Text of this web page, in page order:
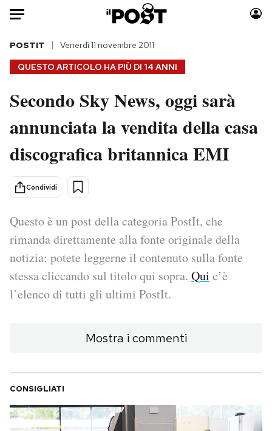
Auto
HOME
Italia
Politica
Tecnologia
Scienza
Economia
Sport
Moda
Consumismi
Storie/Idee
Altrecose
Mondiali calcio 2026
PODCAST
NEWSLETTER
I MIEI PREFERITI
SHOP
QUESTO ARTICOLO HA PIÙ DI 14 ANNI
POSTIT Venerdì 11 novembre 2011
Secondo Sky News, oggi sarà
annunciata la vendita della casa
discografica britannica EMI
Condividi
Questo è un post della categoria PostIt, che
rimanda direttamente alla fonte originale della
notizia: potete leggerne il contenuto sulla fonte
stessa cliccando sul titolo qui sopra. Qui c’è
l’elenco di tutti gli ultimi PostIt.
Mostra i commenti
CONSIGLIATI